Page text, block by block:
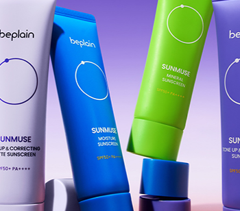
선뮤즈 톤업&코렉
28,000
18,200